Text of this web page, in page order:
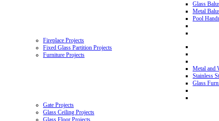
Glass
Metal
Pool
Fireplace Projects
Fixed Glass Partition Projects
Furniture Projects
Metal and
Stainless
Glass
Gate Projects
Glass Ceiling Projects
Glass Floor Projects